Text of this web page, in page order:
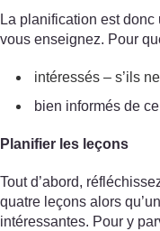
La planification est
vous enseignez. Pour
intéressés – s’ils
bien informés de
Planifier les leçons
Tout d’abord,
quatre leçons alors
intéressantes. Pour y